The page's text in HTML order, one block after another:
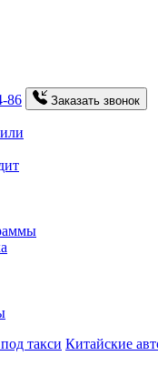
86 Заказать звонок
такси Китайские